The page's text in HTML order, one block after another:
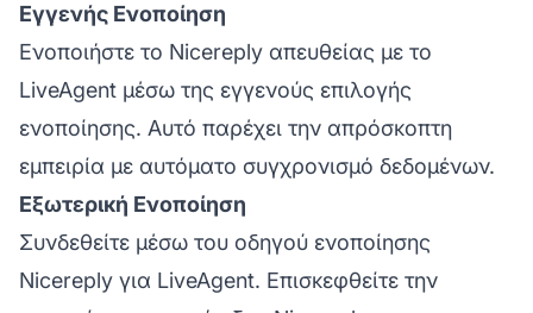
Εγγενής Ενοποίηση
Ενοποιήστε το Nicereply απευθείας με το
LiveAgent μέσω της εγγενούς επιλογής
ενοποίησης. Αυτό παρέχει την απρόσκοπτη
εμπειρία με αυτόματο συγχρονισμό δεδομένων.
Εξωτερική Ενοποίηση
Συνδεθείτε μέσω του οδηγού ενοποίησης
Nicereply για LiveAgent. Επισκεφθείτε την